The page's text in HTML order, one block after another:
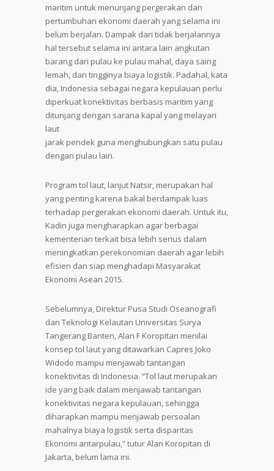
maritim untuk menunjang pergerakan dan
pertumbuhan ekonomi daerah yang selama ini
belum berjalan. Dampak dari tidak berjalannya
hal tersebut selama ini antara lain angkutan
barang dari pulau ke pulau mahal, daya saing
lemah, dan tingginya biaya logistik. Padahal, kata
dia, Indonesia sebagai negara kepulauan perlu
diperkuat konektivitas berbasis maritim yang
ditunjang dengan sarana kapal yang melayari
laut
jarak pendek guna menghubungkan satu pulau
dengan pulau lain.
Program tol laut, lanjut Natsir, merupakan hal
yang penting karena bakal berdampak luas
terhadap pergerakan ekonomi daerah. Untuk itu,
Kadin juga mengharapkan agar berbagai
kementerian terkait bisa lebih serius dalam
meningkatkan perekonomian daerah agar lebih
efisien dan siap menghadapi Masyarakat
Ekonomi Asean 2015.
Sebelumnya, Direktur Pusa Studi Oseanografi
dan Teknologi Kelautan Universitas Surya
Tangerang Banten, Alan F Koropitan menilai
konsep tol laut yang ditawarkan Capres Joko
Widodo mampu menjawab tantangan
konektivitas di Indonesia. “Tol laut merupakan
ide yang baik dalam menjawab tantangan
konektivitas negara kepulauan, sehingga
diharapkan mampu menjawab persoalan
mahalnya biaya logistik serta disparitas
Ekonomi antarpulau,” tutur Alan Koropitan di
Jakarta, belum lama ini.